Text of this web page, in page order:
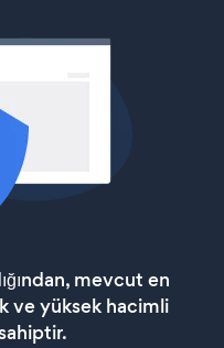
mevcut en
ve yüksek hacimli